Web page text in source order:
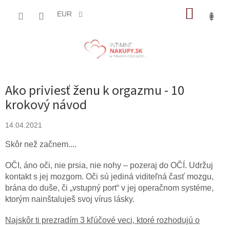
EUR
Ako priviesť ženu k orgazmu - 10
krokový návod
14.04.2021
Skôr než začnem....
OČI, áno oči, nie prsia, nie nohy – pozeraj do OČÍ. Udržuj
kontakt s jej mozgom. Oči sú jediná viditeľná časť mozgu,
brána do duše, či „vstupný port“ v jej operačnom systéme,
ktorým nainštaluješ svoj vírus lásky.
Najskôr ti prezradím 3 kľúčové veci, ktoré rozhodujú o